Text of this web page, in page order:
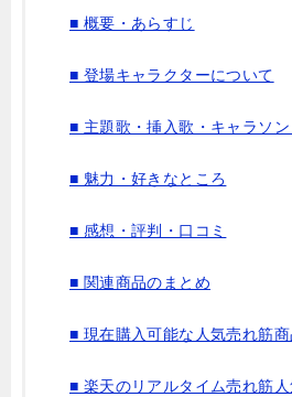
■ 概要・あらすじ
■ 登場キャラクターについて
■ 主題歌・挿入歌・キャラソ
■ 魅力・好きなところ
■ 感想・評判・口コミ
■ 関連商品のまとめ
■ 現在購入可能な人気売れ筋商
■ 楽天のリアルタイム売れ筋